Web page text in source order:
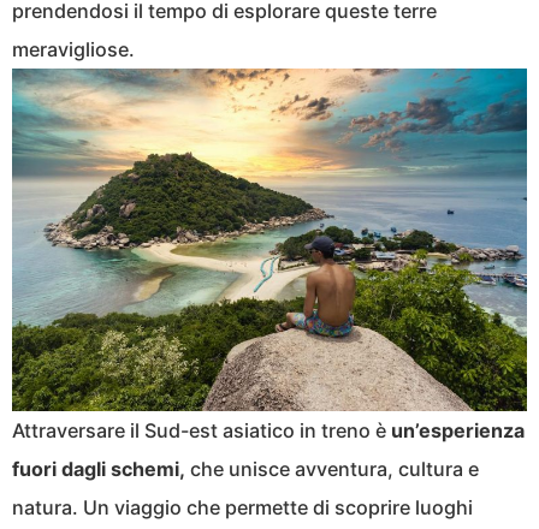
prendendosi il tempo di esplorare queste terre
meravigliose.
Attraversare il Sud-est asiatico in treno è un’esperienza
fuori dagli schemi, che unisce avventura, cultura e
natura. Un viaggio che permette di scoprire luoghi